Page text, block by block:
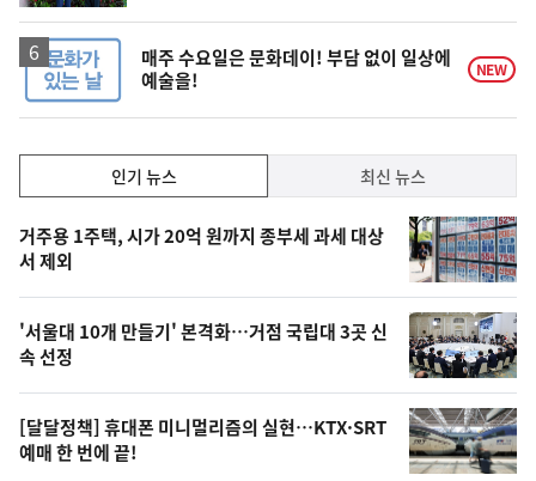
매주 수요일은 문화데이! 부담 없이 일상에
예술을!
NEW
기,
최
신,
오
늘
의
영
상
인기 뉴스 최신 뉴스
인
기
뉴
스
거주용 1주택, 시가 20억 원까지 종부세 과세 대상
서 제외
'서울대 10개 만들기' 본격화…거점 국립대 3곳 신
속 선정
[달달정책] 휴대폰 미니멀리즘의 실현…KTX·SRT
예매 한 번에 끝!